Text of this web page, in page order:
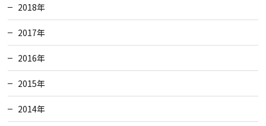
2018年
2017年
2016年
2015年
2014年